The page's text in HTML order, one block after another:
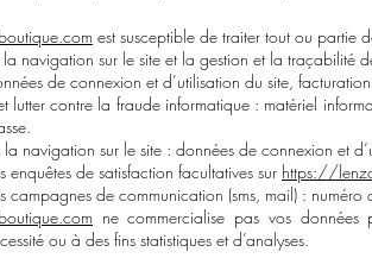
est susceptible de traiter tout ou partie
navigation sur le site et la gestion et la traçabilité
de connexion et d’utilisation du site,
lutter contre la fraude informatique : matériel
navigation sur le site : données de connexion et
enquêtes de satisfaction facultatives sur https://
campagnes de communication (sms, mail) : numéro
ne commercialise pas vos données
ou à des fins statistiques et d’analyses.